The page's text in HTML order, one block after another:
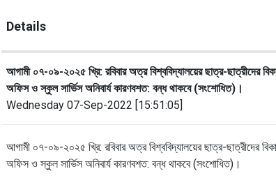
Details
আগামী ০৭-০৯-২০২৫ খ্রি: রবিবার অত্র বিশ্ববিদ্যালয়ের ছাত্র-ছাত্রীদের
অফিস ও স্কুল সার্ভিস অনিবার্য কারণবশত: বন্ধ থাকবে (সংশোধিত)।
Wednesday 07-Sep-2022 [15:51:05]
আগামী ০৭-০৯-২০২৫ খ্রি: রবিবার অত্র বিশ্ববিদ্যালয়ের ছাত্র-ছাত্রীদের
অফিস ও স্কুল সার্ভিস অনিবার্য কারণবশত: বন্ধ থাকবে (সংশোধিত)।